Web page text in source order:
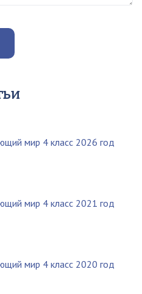
мир 4 класс 2026 год
мир 4 класс 2021 год
мир 4 класс 2020 год